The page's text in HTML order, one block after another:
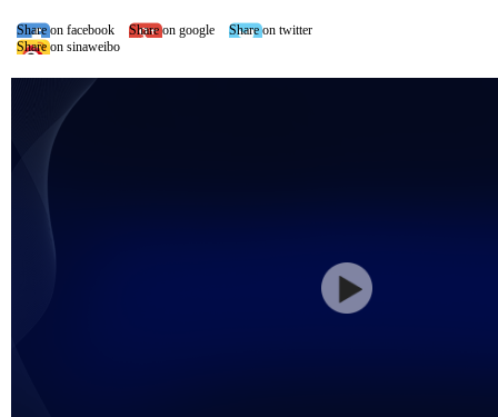
Share on facebook Share on google
Share on twitter
Share on sinaweibo